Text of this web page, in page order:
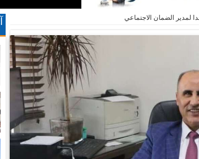
لمدير الضمان الاجتماعي